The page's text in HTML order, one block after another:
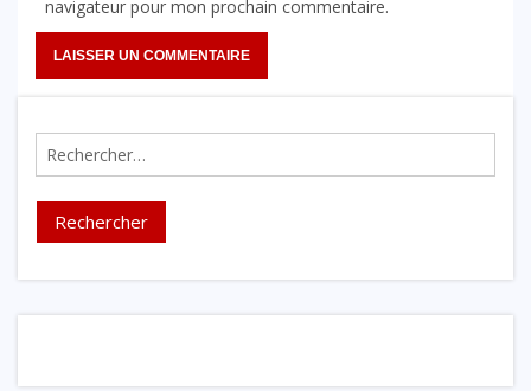
navigateur pour mon prochain commentaire.
Rechercher :